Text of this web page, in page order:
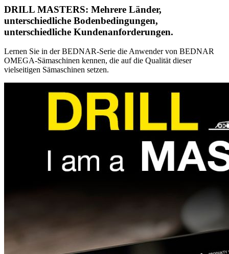
DRILL MASTERS: Mehrere Länder,
unterschiedliche Bodenbedingungen,
unterschiedliche Kundenanforderungen.
Lernen Sie in der BEDNAR-Serie die Anwender von BEDNAR
OMEGA-Sämaschinen kennen, die auf die Qualität dieser
vielseitigen Sämaschinen setzen.